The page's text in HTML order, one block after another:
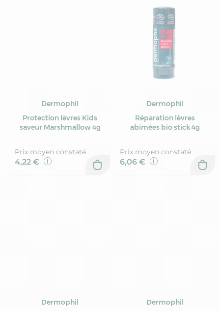
Dermophil
Protection lèvres Kids
saveur Marshmallow 4g
Prix moyen constaté
4,22 €
Dermophil
Réparation lèvres
abîmées bio stick 4g
Prix moyen constaté
6,06 €
Dermophil
Dermophil